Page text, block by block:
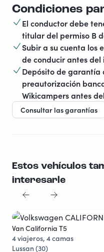
Condiciones
El conductor debe
titular del permiso B
Subir a su cuenta los
de conducir antes
Depósito de garantía
preautorización
Wikicampers antes
Consultar las garantías
Estos vehículos
interesarle
Joya viajera
Van California T5
4 viajeros, 4 camas
Lussan (30)